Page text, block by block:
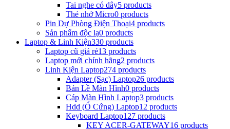
Tai nghe có dây5 products
Thẻ nhớ Micro0 products
Pin Dự Phòng Điện Thoại4 products
Sản phẩm độc lạ0 products
Laptop & Linh Kiện330 products
Laptop cũ giá rẻ13 products
Laptop mới chính hãng2 products
Linh Kiện Laptop274 products
Adapter (Sạc) Laptop26 products
Bản Lề Màn Hình0 products
Cáp Màn Hình Laptop3 products
Hdd (Ổ Cứng) Laptop12 products
Keyboard Laptop127 products
KEY ACER-GATEWAY16 products